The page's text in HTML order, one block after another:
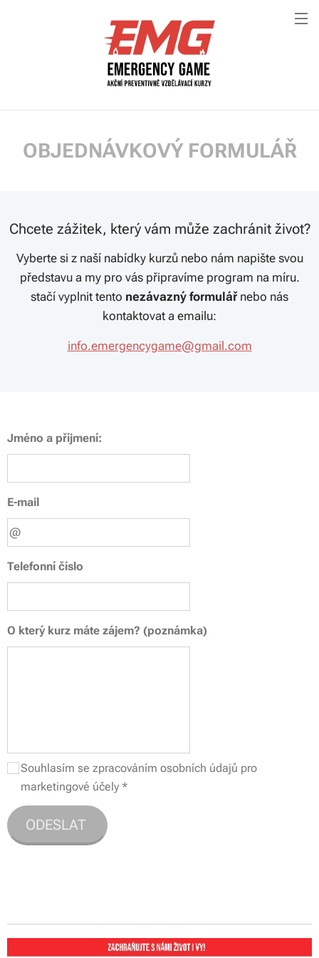
OBJEDNÁVKOVÝ FORMULÁŘ
Chcete zážitek, který vám může zachránit život?
Vyberte si z naší nabídky kurzů nebo nám napište svou
představu a my pro vás připravíme program na míru.
stačí vyplnit tento nezávazný formulářnebo nás
kontaktovat a emailu:
info.emergencygame@gmail.com
Jméno a příjmení:
E-mail
Telefonní číslo
O který kurz máte zájem? (poznámka)
Souhlasím se zpracováním osobních údajů pro
marketingové účely
ODESLAT